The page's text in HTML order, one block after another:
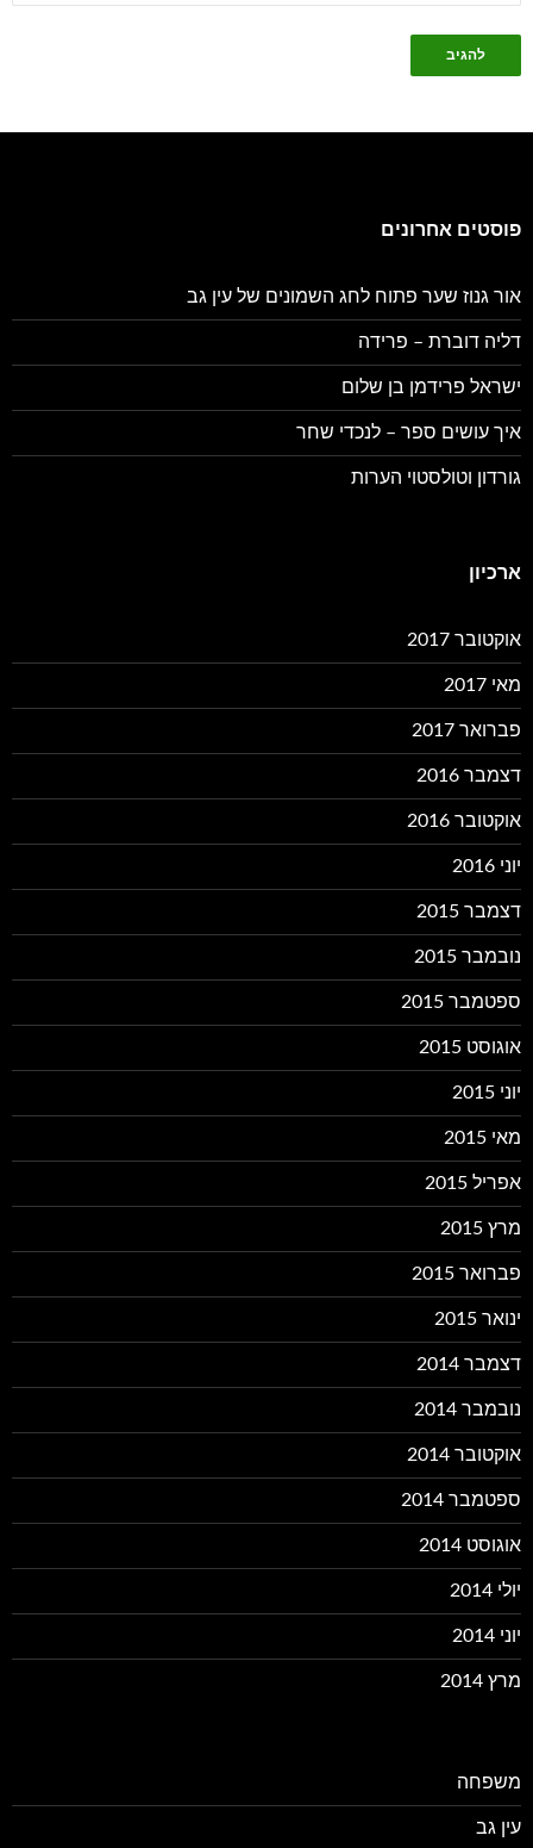
פוסטים אחרונים
אור גנוז שער פתוח לחג השמונים של עין גב
דליה דוברת – פרידה
ישראל פרידמן בן שלום
איך עושים ספר – לנכדי שחר
גורדון וטולסטוי הערות
ארכיון
אוקטובר 2017
מאי 2017
פברואר 2017
דצמבר 2016
אוקטובר 2016
יוני 2016
דצמבר 2015
נובמבר 2015
ספטמבר 2015
אוגוסט 2015
יוני 2015
מאי 2015
אפריל 2015
מרץ 2015
פברואר 2015
ינואר 2015
דצמבר 2014
נובמבר 2014
אוקטובר 2014
ספטמבר 2014
אוגוסט 2014
יולי 2014
יוני 2014
מרץ 2014
משפחה
עין גב